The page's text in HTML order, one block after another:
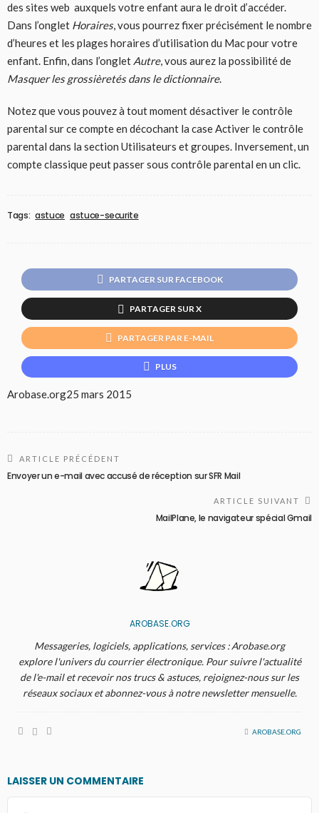
des sites web auxquels votre enfant aura le droit d’accéder.
Dans l’onglet Horaires, vous pourrez fixer précisément le nombre
d’heures et les plages horaires d’utilisation du Mac pour votre
enfant. Enfin, dans l’onglet Autre, vous aurez la possibilité de
Masquer les grossièretés dans le dictionnaire.
Notez que vous pouvez à tout moment désactiver le contrôle
parental sur ce compte en décochant la case Activer le contrôle
parental dans la section Utilisateurs et groupes. Inversement, un
compte classique peut passer sous contrôle parental en un clic.
Tags: astuce astuce-securite
PARTAGER SUR FACEBOOK
PARTAGER SUR X
PARTAGER PAR E-MAIL
PLUS
Arobase.org25 mars 2015
ARTICLE PRÉCÉDENT
Envoyer un e-mail avec accusé de réception sur SFR Mail
ARTICLE SUIVANT
MailPlane, le navigateur spécial Gmail
AROBASE.ORG
Messageries, logiciels, applications, services : Arobase.org
explore l'univers du courrier électronique. Pour suivre l'actualité
de l'e-mail et recevoir nos trucs & astuces, rejoignez-nous sur les
réseaux sociaux et abonnez-vous à notre newsletter mensuelle.
AROBASE.ORG
LAISSER UN COMMENTAIRE